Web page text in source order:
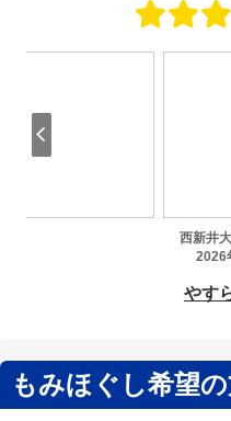
もみほぐし希望